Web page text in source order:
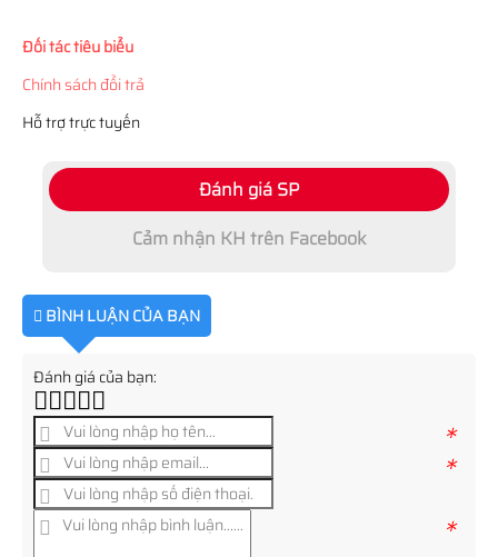
Đối tác tiêu biểu
Chính sách đổi trả
Hỗ trợ trực tuyến
Đánh giá SP
Cảm nhận KH trên Facebook
BÌNH LUẬN CỦA BẠN
Đánh giá của bạn:
*
*
*